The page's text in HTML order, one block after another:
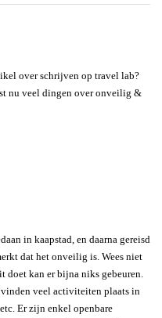
over schrijven op travel lab?
nu veel dingen over onveilig &
in kaapstad, en daarna gereisd
dat het onveilig is. Wees niet
doet kan er bijna niks gebeuren.
veel activiteiten plaats in
Er zijn enkel openbare